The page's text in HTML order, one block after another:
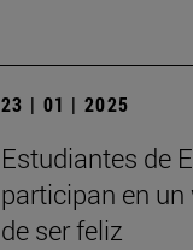
23 | 01 | 2025
Estudiantes de
participan en
de ser feliz